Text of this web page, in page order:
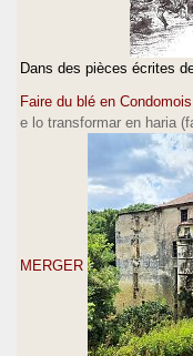
Dans des pièces écrites
Faire du blé en Condomois
e lo transformar en haria
MERGER